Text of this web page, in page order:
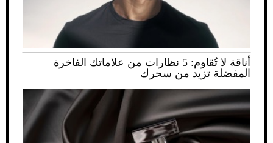
أناقة لا تُقاوم: 5 نظارات من علاماتك الفاخرة
المفضلة تزيد من سحرك